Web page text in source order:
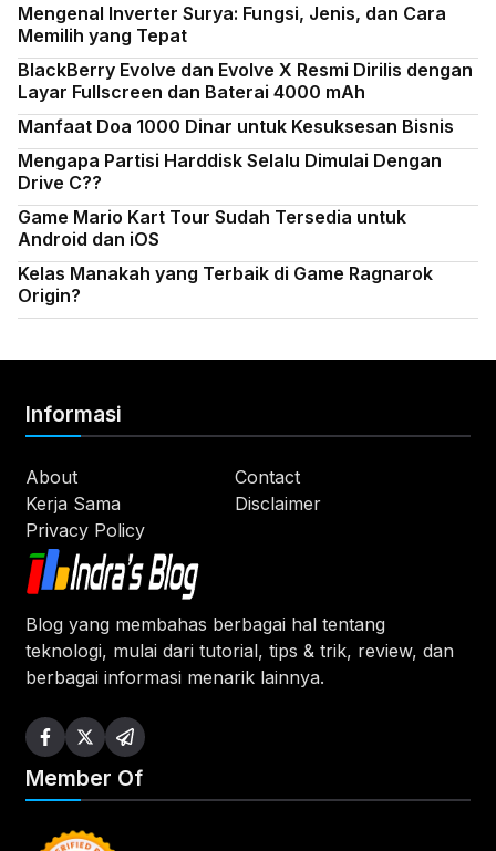
Mengenal Inverter Surya: Fungsi, Jenis, dan Cara
Memilih yang Tepat
BlackBerry Evolve dan Evolve X Resmi Dirilis dengan
Layar Fullscreen dan Baterai 4000 mAh
Manfaat Doa 1000 Dinar untuk Kesuksesan Bisnis
Mengapa Partisi Harddisk Selalu Dimulai Dengan
Drive C??
Game Mario Kart Tour Sudah Tersedia untuk
Android dan iOS
Kelas Manakah yang Terbaik di Game Ragnarok
Origin?
Blog yang membahas berbagai hal tentang
teknologi, mulai dari tutorial, tips & trik, review, dan
berbagai informasi menarik lainnya.
Informasi
About
Contact
Kerja Sama
Disclaimer
Privacy Policy
Member Of